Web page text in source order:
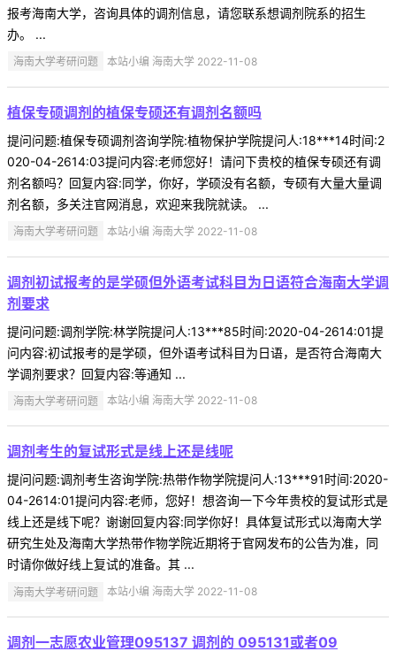
报考海南大学，咨询具体的调剂信息，请您联系想调剂院系的招生
办。 ...
海南大学考研问题 本站小编 海南大学 2022-11-08
植保专硕调剂的植保专硕还有调剂名额吗
提问问题:植保专硕调剂咨询学院:植物保护学院提问人:18***14时间:2
020-04-2614:03提问内容:老师您好！请问下贵校的植保专硕还有调
剂名额吗？回复内容:同学，你好，学硕没有名额，专硕有大量大量调
剂名额，多关注官网消息，欢迎来我院就读。 ...
海南大学考研问题 本站小编 海南大学 2022-11-08
调剂初试报考的是学硕但外语考试科目为日语符合海南大学调
剂要求
提问问题:调剂学院:林学院提问人:13***85时间:2020-04-2614:01提
问内容:初试报考的是学硕，但外语考试科目为日语，是否符合海南大
学调剂要求？回复内容:等通知 ...
海南大学考研问题 本站小编 海南大学 2022-11-08
调剂考生的复试形式是线上还是线呢
提问问题:调剂考生咨询学院:热带作物学院提问人:13***91时间:2020-
04-2614:01提问内容:老师，您好！想咨询一下今年贵校的复试形式是
线上还是线下呢？谢谢回复内容:同学你好！具体复试形式以海南大学
研究生处及海南大学热带作物学院近期将于官网发布的公告为准，同
时请你做好线上复试的准备。其 ...
海南大学考研问题 本站小编 海南大学 2022-11-08
调剂一志愿农业管理095137 调剂的 095131或者09